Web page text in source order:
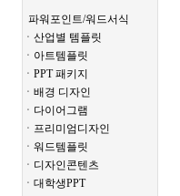
파워포인트/워드서식
ㆍ산업별 템플릿
ㆍ아트템플릿
ㆍPPT 패키지
ㆍ배경 디자인
ㆍ다이어그램
ㆍ프리미엄디자인
ㆍ워드템플릿
ㆍ디자인콘텐츠
ㆍ대학생PPT